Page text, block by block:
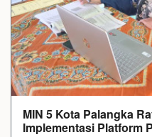
MIN 5 Kota Palangka
Implementasi Platform